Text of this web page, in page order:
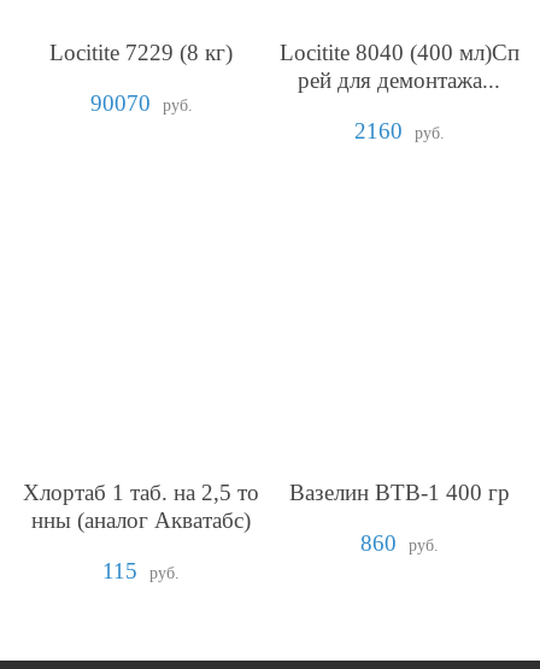
Locitite 7229 (8 кг)
90070
руб.
Locitite 8040 (400 мл)Сп
рей для демонтажа...
2160
руб.
Хлортаб 1 таб. на 2,5 то
нны (аналог Акватабс)
115
руб.
Вазелин ВТВ-1 400 гр
860
руб.